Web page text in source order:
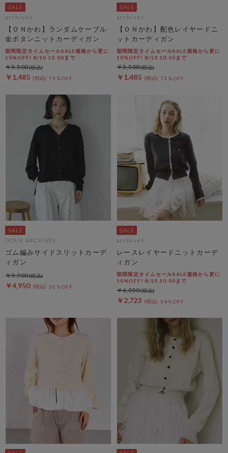
archives
【ＯＮかわ】ランダムケーブル
金ボタンニットカーディガン
期間限定タイムセールSALE価格から更に
10%OFF! 8/10 10:00まで
￥1,485 73％OFF
￥5,500
archives
【ＯＮかわ】配色レイヤードニ
ットカーディガン
期間限定タイムセールSALE価格から更に
10%OFF! 8/10 10:00まで
￥1,485 73％OFF
￥5,500
DOUX ARCHIVES
ゴム編みサイドスリットカーデ
ィガン
￥4,950 50％OFF
￥9,900
archives
レースレイヤードニットカーデ
ィガン
期間限定タイムセールSALE価格から更に
10%OFF! 8/10 10:00まで
￥2,723 54％OFF
￥6,050